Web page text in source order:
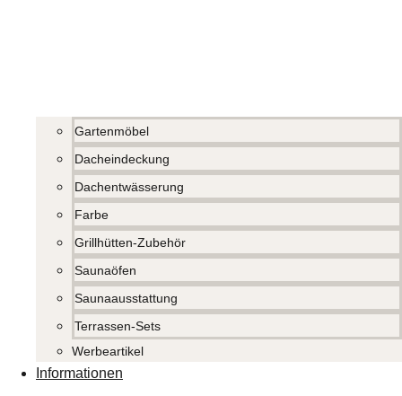
Gartenmöbel
Dacheindeckung
Dachentwässerung
Farbe
Grillhütten-Zubehör
Saunaöfen
Saunaausstattung
Terrassen-Sets
Werbeartikel
Informationen